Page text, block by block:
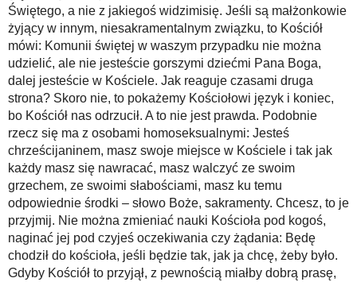
Świętego, a nie z jakiegoś widzimisię. Jeśli są małżonkowie
żyjący w innym, niesakramentalnym związku, to Kościół
mówi: Komunii świętej w waszym przypadku nie można
udzielić, ale nie jesteście gorszymi dziećmi Pana Boga,
dalej jesteście w Kościele. Jak reaguje czasami druga
strona? Skoro nie, to pokażemy Kościołowi język i koniec,
bo Kościół nas odrzucił. A to nie jest prawda. Podobnie
rzecz się ma z osobami homoseksualnymi: Jesteś
chrześcijaninem, masz swoje miejsce w Kościele i tak jak
każdy masz się nawracać, masz walczyć ze swoim
grzechem, ze swoimi słabościami, masz ku temu
odpowiednie środki – słowo Boże, sakramenty. Chcesz, to je
przyjmij. Nie można zmieniać nauki Kościoła pod kogoś,
naginać jej pod czyjeś oczekiwania czy żądania: Będę
chodził do kościoła, jeśli będzie tak, jak ja chcę, żeby było.
Gdyby Kościół to przyjął, z pewnością miałby dobrą prasę,